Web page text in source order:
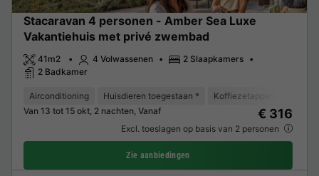
Stacaravan 4 personen - Amber Sea Luxe
Vakantiehuis met privé zwembad
41m2 4 Volwassenen
2 Slaapkamers
2 Badkamer
Airconditioning Huisdieren toegestaan * Koffiezetapparaat
Van 13 tot 15 okt, 2 nachten, Vanaf
€ 316
Excl. toeslagen op basis van 2 personen
Zie aanbiedingen